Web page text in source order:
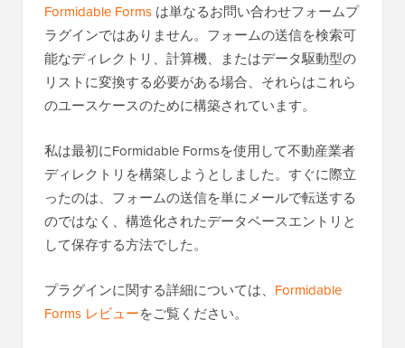
Formidable Forms は単なるお問い合わせフォームプ
ラグインではありません。フォームの送信を検索可
能なディレクトリ、計算機、またはデータ駆動型の
リストに変換する必要がある場合、それらはこれら
のユースケースのために構築されています。
私は最初にFormidable Formsを使用して不動産業者
ディレクトリを構築しようとしました。すぐに際立
ったのは、フォームの送信を単にメールで転送する
のではなく、構造化されたデータベースエントリと
して保存する方法でした。
プラグインに関する詳細については、 Formidable
Forms レビューをご覧ください。